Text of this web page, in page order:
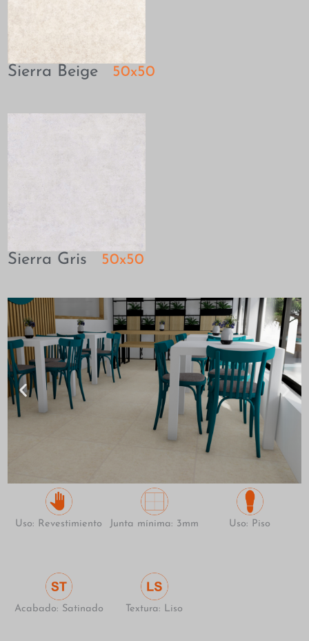
Sierra Beige 50x50
Sierra Gris 50x50
Uso: Revestimiento Junta mínima: 3mm Uso: Piso
Acabado: Satinado Textura: Liso